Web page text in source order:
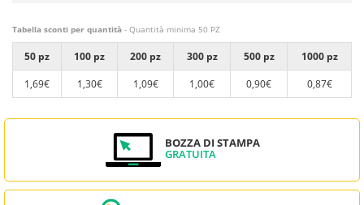
Tabella sconti per quantità - Quantità minima 50 PZ
50 pz 100 pz 200 pz 300 pz 500 pz
1000 pz
1,69€
1,30€ 1,09€ 1,00€ 0,90€ 0,87€
BOZZA DI STAMPA
GRATUITA